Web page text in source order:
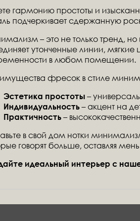
гармонию простоты и
подчеркивает сдержанную
– это не только тренд,
утонченные линии,
в любом помещении.
фресок в стиле
Эстетика простоты–
Индивидуальность– акцент на
Практичность–
в свой дом нотки
говорят больше, оставляя
идеальный интерьер с